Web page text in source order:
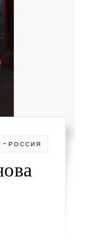
-РОССИЯ